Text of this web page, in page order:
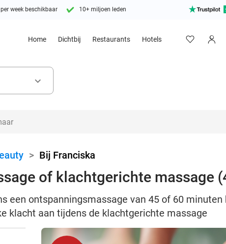
week beschikbaar 10+ miljoen leden
Home Dichtbij Restaurants Hotels
keyboard_arrow_down
> Bij Franciska
of klachtgerichte massage
een ontspanningsmassage van 45 of 60 minuten
klacht aan tijdens de klachtgerichte massage